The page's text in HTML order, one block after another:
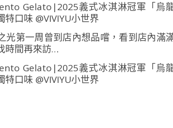
光第一周曾到店內想品嚐，看到店內滿
時間再來訪…